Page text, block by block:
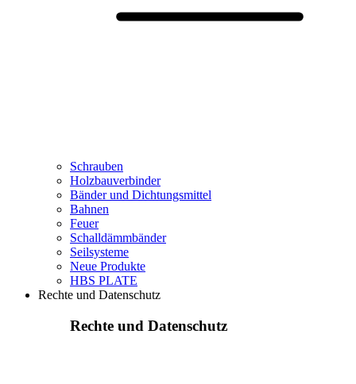
Schrauben
Holzbauverbinder
Bänder und Dichtungsmittel
Bahnen
Feuer
Schalldämmbänder
Seilsysteme
Neue Produkte
HBS PLATE
Rechte und Datenschutz
Rechte und Datenschutz